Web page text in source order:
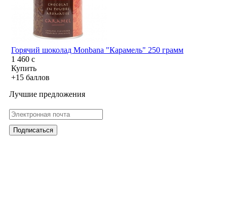
Горячий шоколад Monbana "Карамель" 250 грамм
1 460c
Купить
+15 баллов
Лучшие предложения